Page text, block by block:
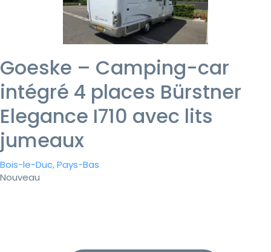
Goeske – Camping-car
intégré 4 places Bürstner
Elegance I710 avec lits
jumeaux
Bois-le-Duc, Pays-Bas
Nouveau